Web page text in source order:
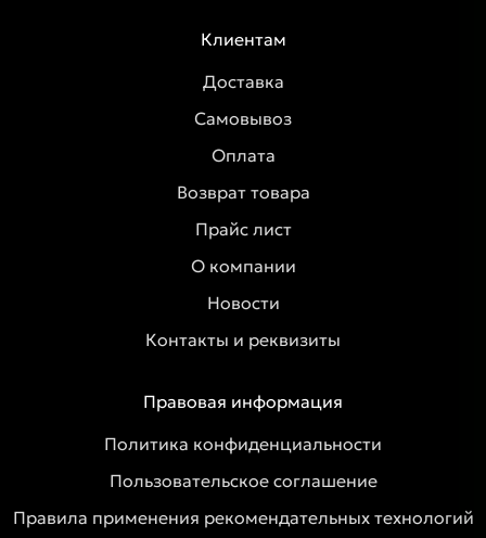
Клиентам
Доставка
Самовывоз
Оплата
Возврат товара
Прайс лист
О компании
Новости
Контакты и реквизиты
Правовая информация
Политика конфиденциальности
Пользовательское соглашение
Правила применения рекомендательных технологий